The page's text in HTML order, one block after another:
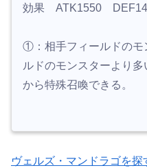
効果 ATK1550
①：相手フィールドのモ
ルドのモンスターより
から特殊召喚できる。
ヴェルズ・マンドラゴを探